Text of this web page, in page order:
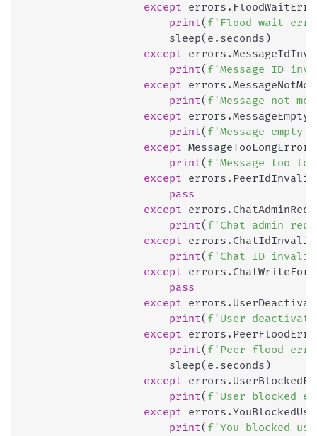
except errors .
print( f'Flood wait
                        sleep
( e . seconds )
except errors .
print( f'Message ID
except errors .
print( f'Message not
except errors .
print( f'Message
except MessageTooLongError
print( f'Message too
except errors .
pass
except errors .
print( f'Chat admin
except errors .
print( f'Chat ID
except errors .
pass
except errors .
print( f'User
except errors .
print( f'Peer flood
                        sleep
( e . seconds )
except errors .
print( f'User blocked
except errors .
print( f'You blocked